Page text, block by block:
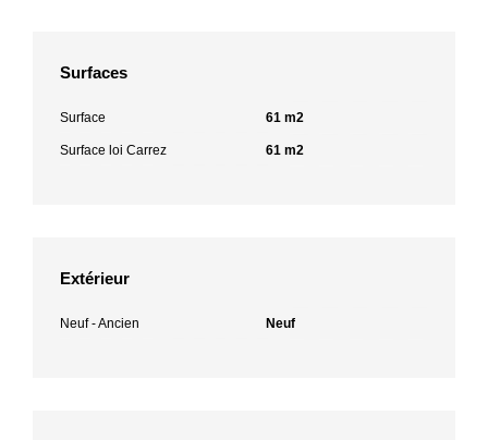
Surfaces
Surface 61 m2
Surface loi Carrez 61 m2
Extérieur
Neuf - Ancien Neuf